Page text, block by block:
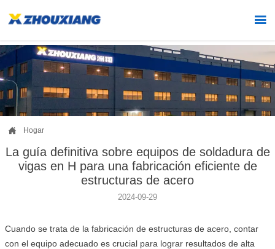

 Hogar
La guía definitiva sobre equipos de soldadura de
vigas en H para una fabricación eficiente de
estructuras de acero
2024-09-29
Cuando se trata de la fabricación de estructuras de acero, contar
con el equipo adecuado es crucial para lograr resultados de alta